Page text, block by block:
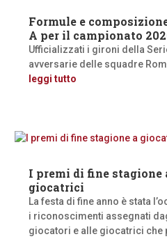
Formule e
A per il campionato
Ufficializzati i gironi della
avversarie delle squadre
leggi tutto
I premi di fine stagione
giocatrici
La festa di fine anno è stata
i riconoscimenti assegnati
giocatori e alle giocatrici che